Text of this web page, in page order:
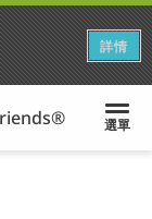
詳情
選單